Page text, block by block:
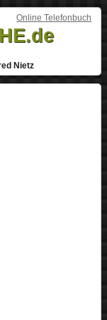
Online Telefonbuch
Nietz